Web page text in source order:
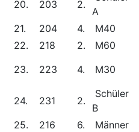
20. 203 2.
A
21.
204 4. M40
22.
218 2. M60
23.
223 4. M30
24. 231 2.
Schüler
B
25.
216 6. Männer